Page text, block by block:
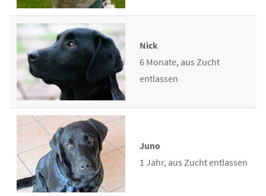
Nick
6 Monate, aus Zucht
entlassen
Juno
1 Jahr, aus Zucht entlassen